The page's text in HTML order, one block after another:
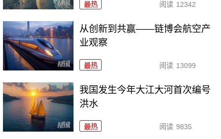
最热 阅读 12342
从创新到共赢——链博会航空产
业观察
最热 阅读 13099
我国发生今年大江大河首次编号
洪水
最热 阅读 9835